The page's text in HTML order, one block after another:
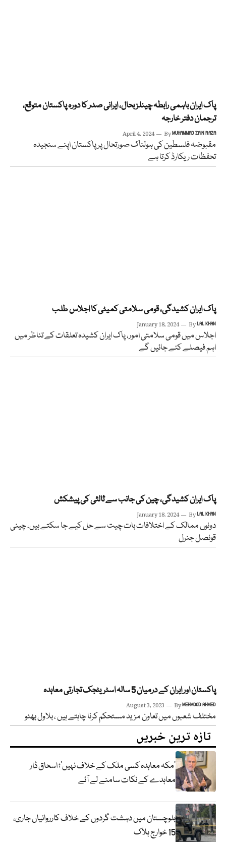
پاک ایران باہمی رابطہ چینلز بحال، ایرانی صدر کا دورہ پاکستان متوقع،
ترجمان دفتر خارجہ
April 4, 2024 ByMUHAMMAD ZAIN RAZA
مقبوضہ فلسطین کی ہولناک صورتحال پر پاکستان اپنے سنجیدہ
تحفظات ریکارڈ کرتا ہے
پاک ایران کشیدگی، قومی سلامتی کمیٹی کا اجلاس طلب
January 18, 2024 ByLAL KHAN
اجلاس میں قومی سلامتی امور، پاک ایران کشیدہ تعلقات کے تناظر میں
اہم فیصلے کئے جائیں گے
پاک ایران کشیدگی، چین کی جانب سے ثالثی کی پیشکش
January 18, 2024 ByLAL KHAN
دونوں ممالک کے اختلافات بات چیت سے حل کیے جا سکتے ہیں، چینی
قونصل جنرل
پاکستان اور ایران کے درمیان 5 سالہ اسٹریٹجک تجارتی معاہدہ
August 3, 2023 ByMEHMOOD AHMED
مختلف شعبوں میں تعاون مزید مستحکم کرنا چاہتے ہیں ، بلاول بھٹو
تازہ ترین خبریں
‘مکہ معاہدہ کسی ملک کے خلاف نہیں’؛ اسحاق ڈار
معاہدے کے نکات سامنے لے آئے
بلوچستان میں دہشت گردوں کے خلاف کارروائیاں جاری،
15 خوارج ہلاک